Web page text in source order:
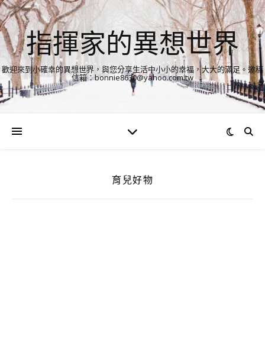
指揮家的異想世界
歡迎來到小確幸的異想世界，與您分享生活中小小的幸福，大大的滿足。邀稿
信箱：bonnie8630@yahoo.com.tw
育兒好物